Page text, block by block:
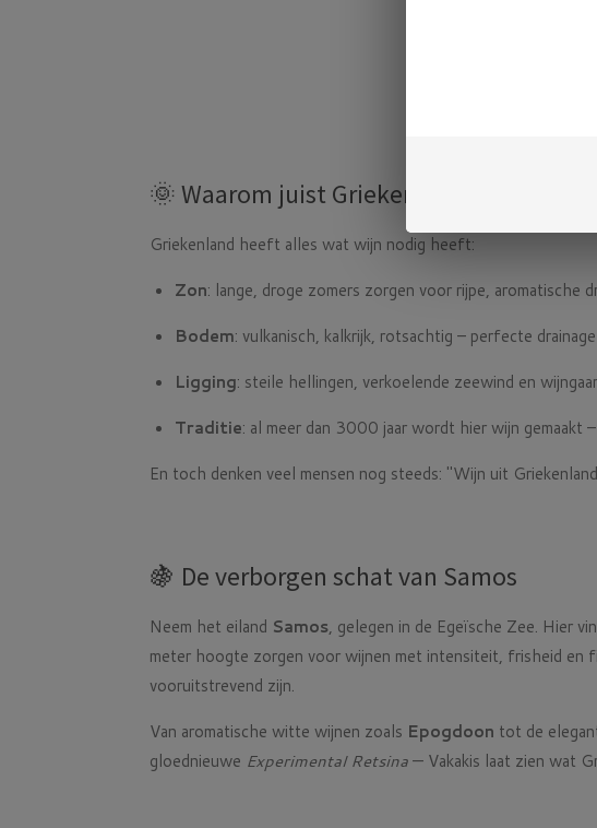
🌞 Waarom juist Griekenland?
Griekenland heeft alles wat wijn nodig heeft:
Zon: lange, droge zomers zorgen voor rijpe, aromatische
Bodem: vulkanisch, kalkrijk, rotsachtig – perfecte
Ligging: steile hellingen, verkoelende zeewind en
Traditie: al meer dan 3000 jaar wordt hier wijn gemaakt
En toch denken veel mensen nog steeds: "Wijn uit
🍇 De verborgen schat van Samos
Neem het eiland Samos, gelegen in de Egeïsche Zee. Hier
meter hoogte zorgen voor wijnen met intensiteit, frisheid en
vooruitstrevend zijn.
Van aromatische witte wijnen zoals Epogdoon tot de
gloednieuwe Experimental Retsina— Vakakis laat zien wat